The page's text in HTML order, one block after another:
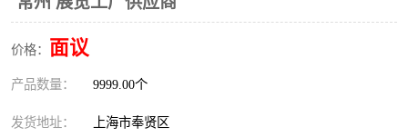
价格： 面议
产品数量： 9999.00个
发货地址： 上海市奉贤区